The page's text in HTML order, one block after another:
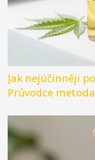
Jak nejúčinněji
Průvodce